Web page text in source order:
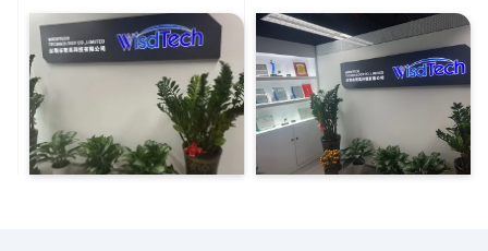
procesbesturingssysteem. We
kunnen alle elektrische terminals
maken die u niet nodig heeft.
DDP. Laat ons u helpen de beste
oplossing te vinden voor al uw
zorgen.